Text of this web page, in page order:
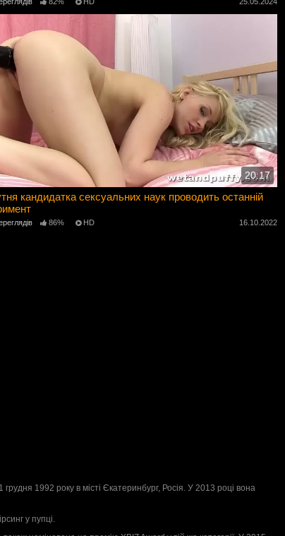
20:17
кандидатка сексуальних наук проводить останній
86% HD 16.10.2022
1992 року в місті Єкатеринбург, Росія. У 2013 році вона
у пупці.